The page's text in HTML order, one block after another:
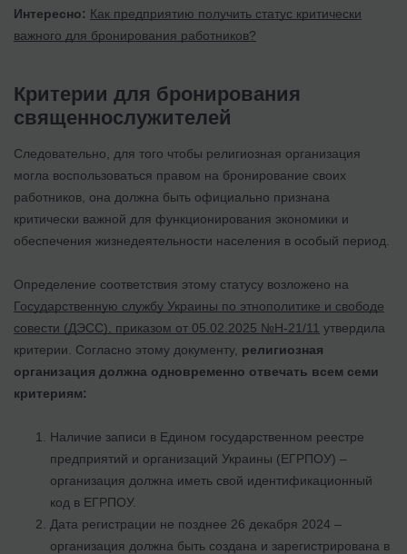
Интересно: Как предприятию получить статус критически
важного для бронирования работников?
Критерии для бронирования
священнослужителей
Следовательно, для того чтобы религиозная организация
могла воспользоваться правом на бронирование своих
работников, она должна быть официально признана
критически важной для функционирования экономики и
обеспечения жизнедеятельности населения в особый период.
Определение соответствия этому статусу возложено на
Государственную службу Украины по этнополитике и свободе
совести (ДЭСС), приказом от 05.02.2025 №Н-21/11 утвердила
критерии. Согласно этому документу, религиозная
организация должна одновременно отвечать всем семи
критериям:
Наличие записи в Едином государственном реестре
предприятий и организаций Украины (ЕГРПОУ) –
организация должна иметь свой идентификационный
код в ЕГРПОУ.
Дата регистрации не позднее 26 декабря 2024 –
организация должна быть создана и зарегистрирована в